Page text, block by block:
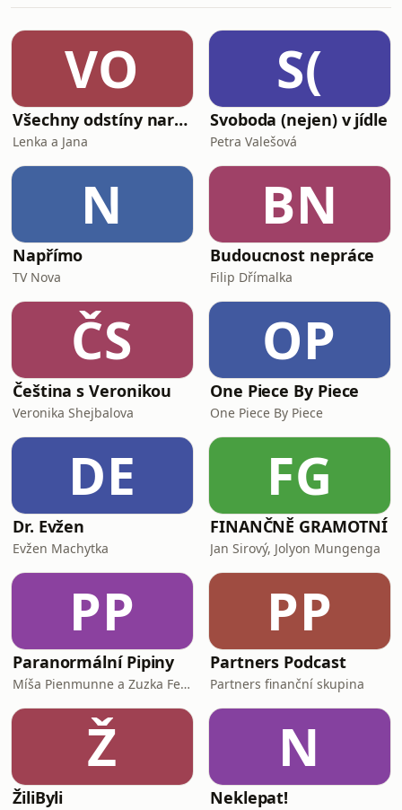
VO
Všechny odstíny narcismu
Lenka a Jana
S(
Svoboda (nejen) v jídle
Petra Valešová
N
Napřímo
TV Nova
BN
Budoucnost nepráce
Filip Dřímalka
ČS
Čeština s Veronikou
Veronika Shejbalova
OP
One Piece By Piece
One Piece By Piece
DE
Dr. Evžen
Evžen Machytka
FG
FINANČNĚ GRAMOTNÍ
Jan Sirový, Jolyon Mungenga
PP
Paranormální Pipiny
Míša Pienmunne a Zuzka Fejfarová
PP
Partners Podcast
Partners finanční skupina
Ž
ŽiliByli
N
Neklepat!